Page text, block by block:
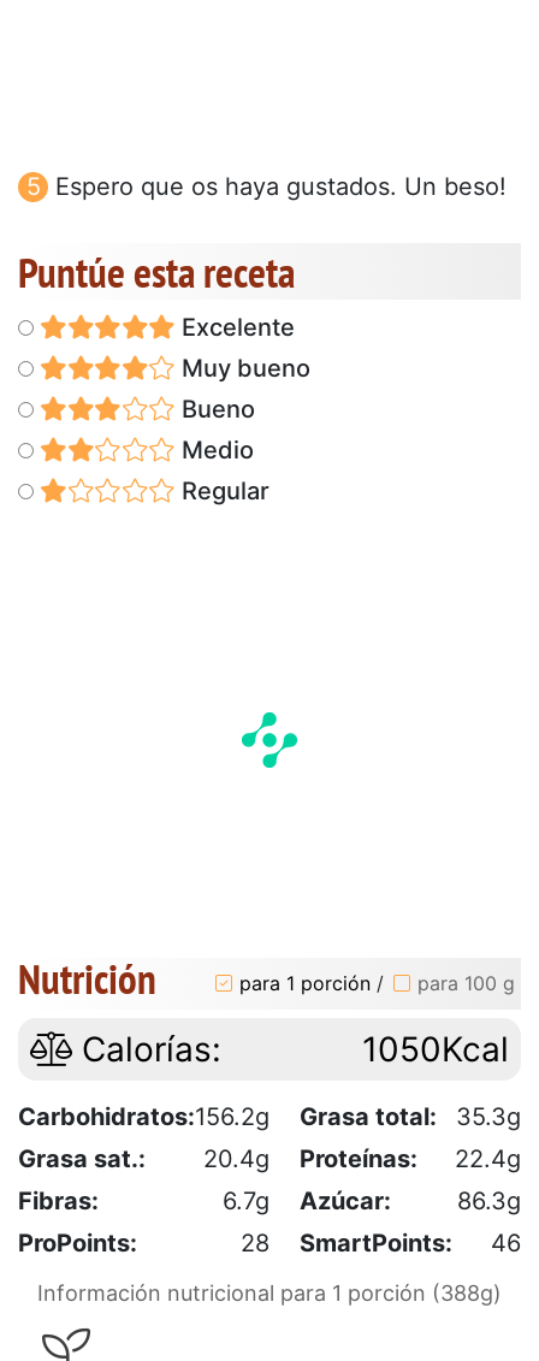
Espero que os haya gustados. Un beso!
Puntúe esta receta
Excelente
Muy bueno
Bueno
Medio
Regular
Nutrición para 1 porción / para 100 g
Calorías: 1050Kcal
Carbohidratos:156.2g Grasa total:
35.3g
Grasa sat.:
20.4g Proteínas:
22.4g
Fibras:
6.7g Azúcar:
86.3g
ProPoints:
28 SmartPoints: 46
Información nutricional para 1 porción (388g)